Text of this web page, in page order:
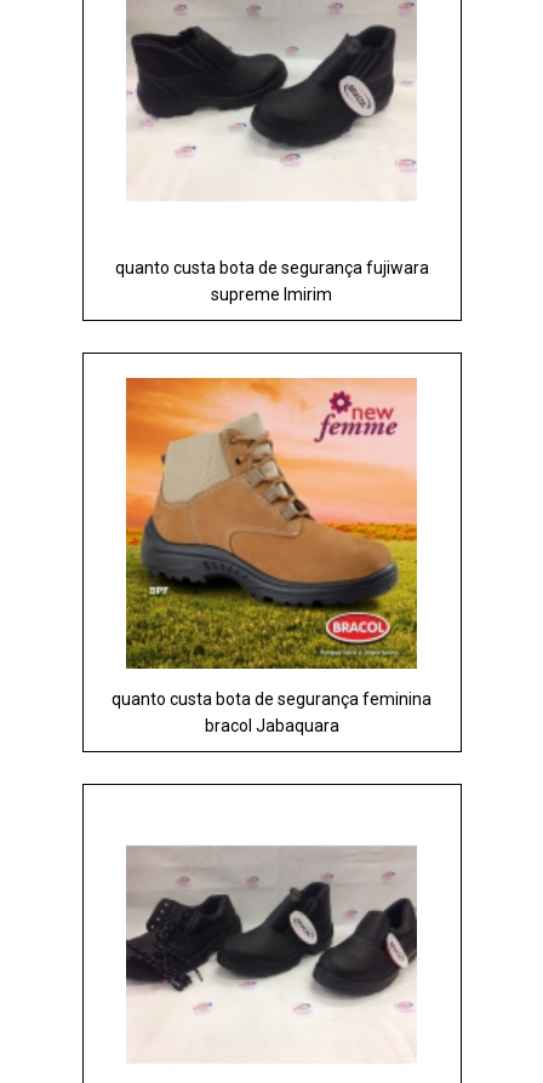
quanto custa bota de segurança fujiwara
supreme Imirim
quanto custa bota de segurança feminina
bracol Jabaquara